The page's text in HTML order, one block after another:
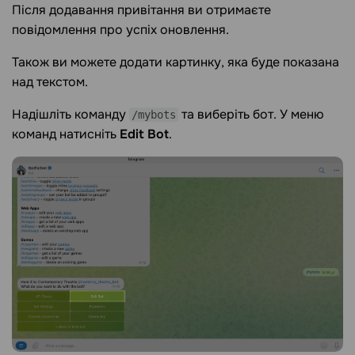
Після додавання привітання ви отримаєте
повідомлення про успіх оновлення.
Також ви можете додати картинку, яка буде показана
над текстом.
Надішліть команду /mybots та виберіть бот. У меню
команд натисніть Edit Bot.